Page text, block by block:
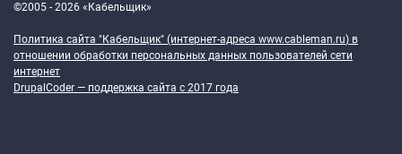
©2005 - 2026 «Кабельщик»
Политика сайта "Кабельщик" (интернет-адреса www.cableman.ru) в
отношении обработки персональных данных пользователей сети
интернет
DrupalCoder — поддержка сайта c 2017 года